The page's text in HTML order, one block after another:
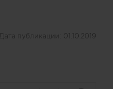
Дата публикации: 01.10.2019